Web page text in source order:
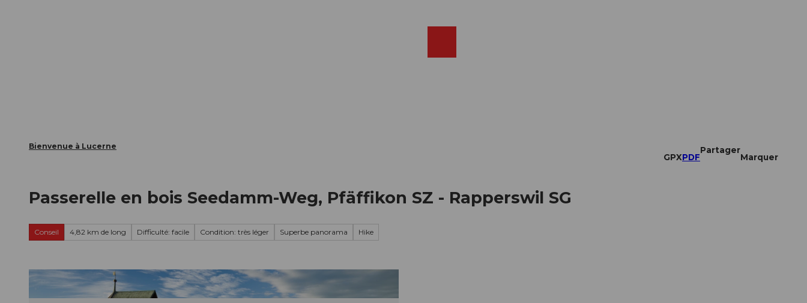
Bienvenue à Lucerne
GPXPDF
Partager
Marquer
Passerelle en bois Seedamm-Weg, Pfäffikon SZ - Rapperswil SG
Conseil 4,82 km de long Difficulté: facile Condition: très léger Superbe panorama Hike